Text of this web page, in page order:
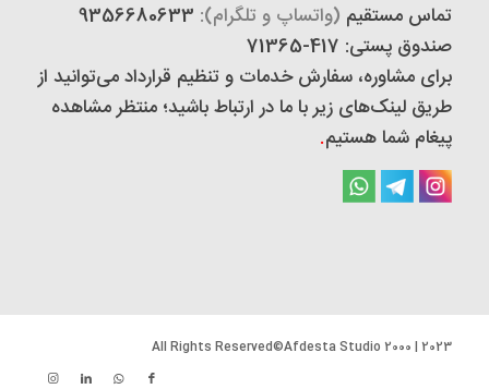
تماس مستقیم (واتساپ و تلگرام):
صندوق پستی: 417-71365
برای مشاوره، سفارش خدمات و تنظیم قرارداد می‌توانید از
طریق لینک‌های زیر با ما در ارتباط باشید؛ منتظر مشاهده
پیغام شما هستیم.
2023 | 2000 All Rights Reserved©Afdesta Studio